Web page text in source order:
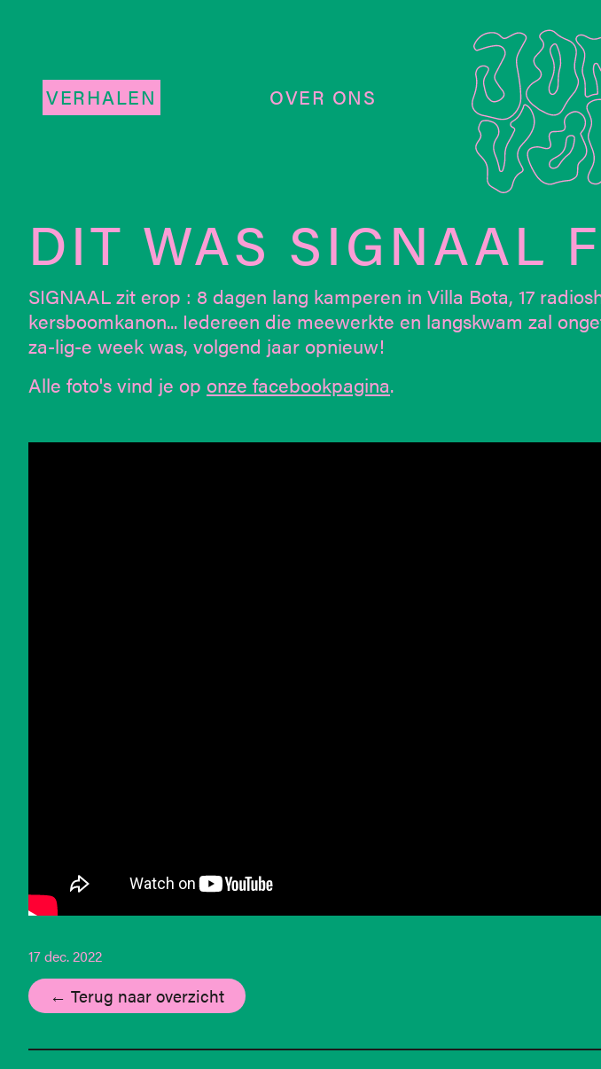
VERHALEN OVER ONS
DIT WAS SIGNAAL
SIGNAAL zit erop : 8 dagen lang kamperen in Villa Bota, 17
kersboomkanon... Iedereen die meewerkte en langskwam zal
za-lig-e week was, volgend jaar opnieuw!
Alle foto's vind je op onze facebookpagina.
17 dec. 2022
← Terug naar overzicht